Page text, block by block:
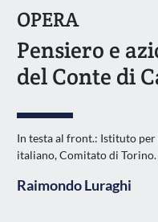
OPERA
Pensiero e
del Conte di
In testa al front.: Istituto
italiano, Comitato di Torino.
Raimondo Luraghi